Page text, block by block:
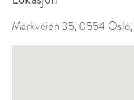
Markveien 35, 0554